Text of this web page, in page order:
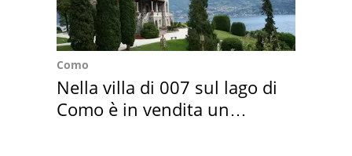
Como
Nella villa di 007 sul lago di
Como è in vendita un